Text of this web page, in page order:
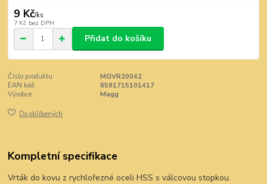
9 Kč/ks
7 Kč bez DPH
Přidat do košíku
Číslo produktu:
MGVR20042
EAN kód:
8591715101417
Výrobce:
Magg
Do oblíbených
Kompletní specifikace
Vrták do kovu z rychlořezné oceli HSS s válcovou stopkou.